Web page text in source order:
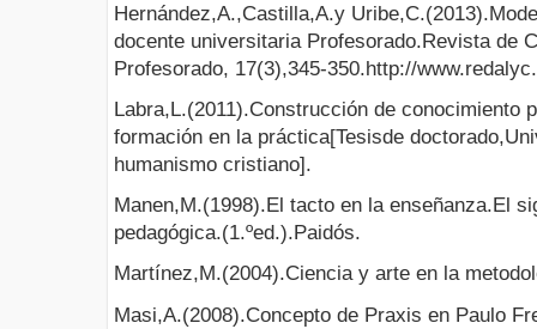
Hernández,A.,Castilla,A.y
docente universitaria Profesorado.Revista de
Profesorado, 17(3),345-350.http://
Labra,L.(2011).Construcción de conocimiento
formación en la práctica[Tesisde
humanismo cristiano].
Manen,M.(1998).El tacto en la enseñanza.El
pedagógica.(1.ºed.).Paidós.
Martínez,M.(2004).Ciencia y arte en la
Masi,A.(2008).Concepto de Praxis en Paulo